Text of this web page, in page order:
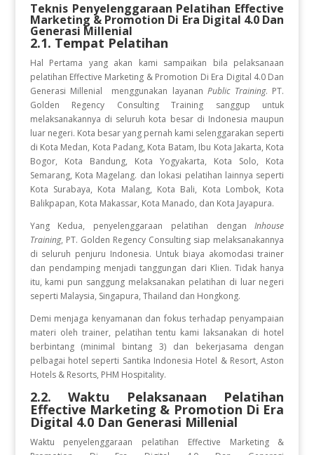
Teknis Penyelenggaraan Pelatihan Effective
Marketing & Promotion Di Era Digital 4.0 Dan
Generasi Millenial
2.1. Tempat Pelatihan
Hal Pertama yang akan kami sampaikan bila pelaksanaan
pelatihan Effective Marketing & Promotion Di Era Digital 4.0 Dan
Generasi Millenial menggunakan layananPublic Training. PT.
Golden Regency Consulting Training sanggup untuk
melaksanakannya di seluruh kota besar di Indonesia maupun
luar negeri. Kota besar yang pernah kami selenggarakan seperti
di Kota Medan, Kota Padang, Kota Batam, Ibu Kota Jakarta, Kota
Bogor, Kota Bandung, Kota Yogyakarta, Kota Solo, Kota
Semarang, Kota Magelang. dan lokasi pelatihan lainnya seperti
Kota Surabaya, Kota Malang, Kota Bali, Kota Lombok, Kota
Balikpapan, Kota Makassar, Kota Manado, dan Kota Jayapura.
Yang Kedua, penyelenggaraan pelatihan denganInhouse
Training, PT. Golden Regency Consulting siap melaksanakannya
di seluruh penjuru Indonesia. Untuk biaya akomodasi trainer
dan pendamping menjadi tanggungan dari Klien. Tidak hanya
itu, kami pun sanggung melaksanakan pelatihan di luar negeri
seperti Malaysia, Singapura, Thailand dan Hongkong.
Demi menjaga kenyamanan dan fokus terhadap penyampaian
materi oleh trainer, pelatihan tentu kami laksanakan di hotel
berbintang (minimal bintang 3) dan bekerjasama dengan
pelbagai hotel seperti Santika Indonesia Hotel & Resort, Aston
Hotels & Resorts, PHM Hospitality.
2.2. Waktu Pelaksanaan Pelatihan
Effective Marketing & Promotion Di Era
Digital 4.0 Dan Generasi Millenial
Waktu penyelenggaraan pelatihan Effective Marketing &